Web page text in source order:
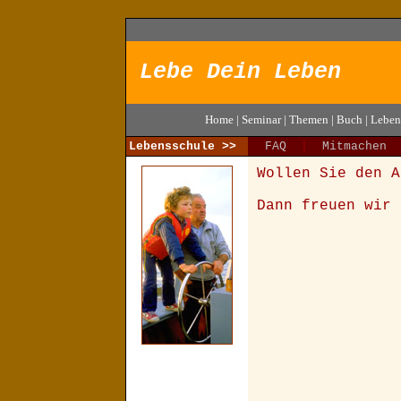
Lebe Dein Leben
Home | Seminar| Themen | Buch |
Lebensschule >>
FAQ Mitmachen
Wollen Sie den
Dann freuen